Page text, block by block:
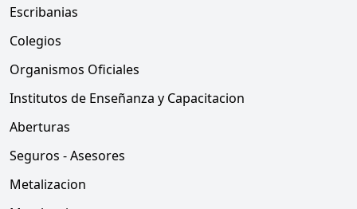
Escribanias
Colegios
Organismos Oficiales
Institutos de Enseñanza y Capacitacion
Aberturas
Seguros - Asesores
Metalizacion